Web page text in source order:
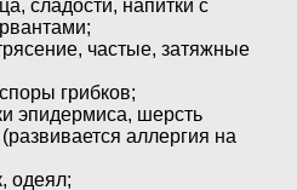
сладости, напитки с
частые, затяжные
грибков;
эпидермиса, шерсть
аллергия на
одеял;